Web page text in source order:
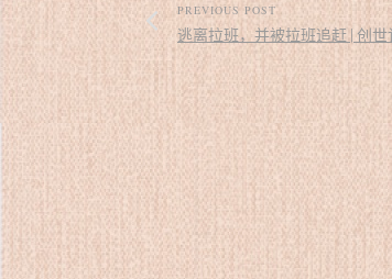
PREVIOUS POST
逃离拉班，并被拉班追赶 | 创